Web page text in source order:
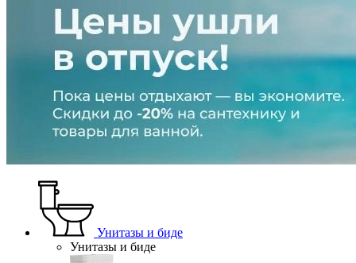
Унитазы и биде
Унитазы и биде